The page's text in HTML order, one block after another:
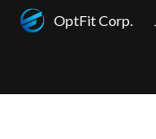
OptFit Corp.